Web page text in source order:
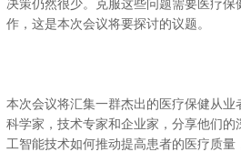
决策仍然很少。克服这些问题需要医疗
作，这是本次会议将要探讨的议题。
本次会议将汇集一群杰出的医疗保健从
科学家，技术专家和企业家，分享他们的
工智能技术如何推动提高患者的医疗质量